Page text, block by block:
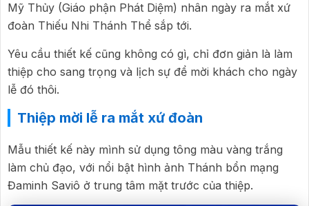
Mỹ Thủy (Giáo phận Phát Diệm) nhân ngày ra mắt xứ
đoàn Thiếu Nhi Thánh Thể sắp tới.
Yêu cầu thiết kế cũng không có gì, chỉ đơn giản là làm
thiệp cho sang trọng và lịch sự để mời khách cho ngày
lễ đó thôi.
Thiệp mời lễ ra mắt xứ đoàn
Mẫu thiết kế này mình sử dụng tông màu vàng trắng
làm chủ đạo, với nổi bật hình ảnh Thánh bổn mạng
Đaminh Saviô ở trung tâm mặt trước của thiệp.